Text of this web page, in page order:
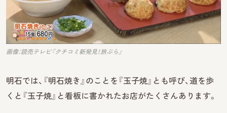
画像：読売テレビ『クチコミ新発見！旅ぷら』
明石では、『明石焼き』のことを『玉子焼』とも呼び、道を歩
くと『玉子焼』と看板に書かれたお店がたくさんあります。